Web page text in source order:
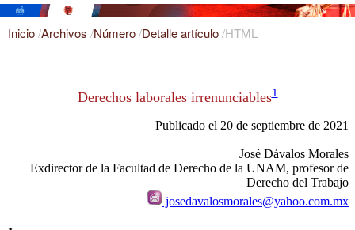
Inicio/Archivos /Número/Detalle artículo/HTML